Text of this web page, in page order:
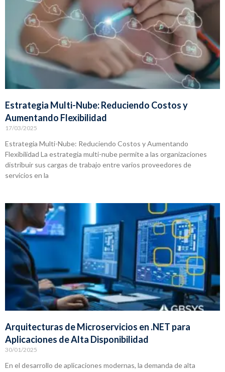
Estrategia Multi-Nube: Reduciendo Costos y
Aumentando Flexibilidad
17/03/2025
Estrategia Multi-Nube: Reduciendo Costos y Aumentando
Flexibilidad La estrategia multi-nube permite a las organizaciones
distribuir sus cargas de trabajo entre varios proveedores de
servicios en la
Arquitecturas de Microservicios en .NET para
Aplicaciones de Alta Disponibilidad
30/01/2025
En el desarrollo de aplicaciones modernas, la demanda de alta